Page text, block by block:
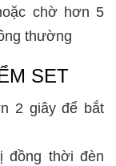
chờ hơn 5
thường
SET
2 giây để bắt
đồng thời đèn